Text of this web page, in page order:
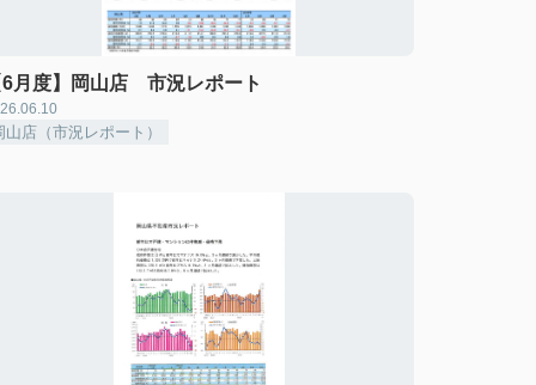
月度】岡山店 市況レポート
山店（市況レポート）